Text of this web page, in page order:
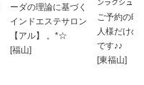
ーダの理論に基づく
インドエステサロン
【アル】 。*☆
[福山]
ご予約の時
人様だけの
です♪♪
[東福山]